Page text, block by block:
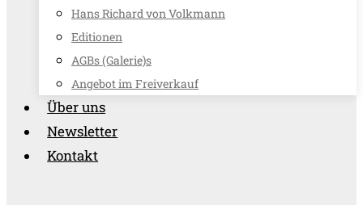
Hans Richard von Volkmann
Editionen
AGBs (Galerie)s
Angebot im Freiverkauf
Über uns
Newsletter
Kontakt